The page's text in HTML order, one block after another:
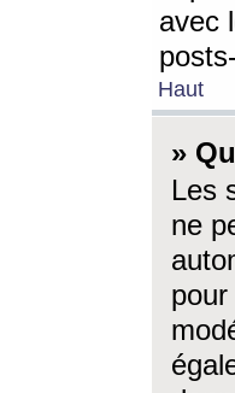
avec
Haut
»
Les
ne